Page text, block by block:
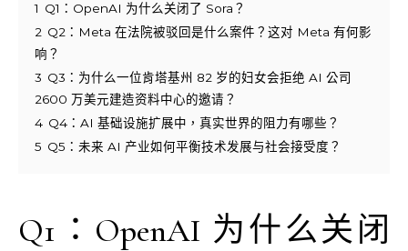
1 Q1：OpenAI 为什么关闭了 Sora？
2 Q2：Meta 在法院被驳回是什么案件？这对 Meta 有何影
响？
3 Q3：为什么一位肯塔基州 82 岁的妇女会拒绝 AI 公司
2600 万美元建造资料中心的邀请？
4 Q4：AI 基础设施扩展中，真实世界的阻力有哪些？
5 Q5：未来 AI 产业如何平衡技术发展与社会接受度？
Q1：OpenAI 为什么关闭